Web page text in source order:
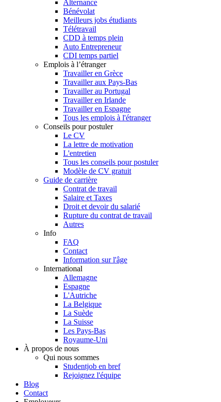
Alternance
Bénévolat
Meilleurs jobs étudiants
Télétravail
CDD à temps plein
Auto Entrepreneur
CDI temps partiel
Emplois à l’étranger
Travailler en Grèce
Travailler aux Pays-Bas
Travailler au Portugal
Travailler en Irlande
Travailler en Espagne
Tous les emplois à l'étranger
Conseils pour postuler
Le CV
La lettre de motivation
L'entretien
Tous les conseils pour postuler
Modèle de CV gratuit
Guide de carrière
Contrat de travail
Salaire et Taxes
Droit et devoir du salarié
Rupture du contrat de travail
Autres
Info
FAQ
Contact
Information sur l'âge
International
Allemagne
Espagne
L'Autriche
La Belgique
La Suède
La Suisse
Les Pays-Bas
Royaume-Uni
À propos de nous
Qui nous sommes
Studentjob en bref
Rejoignez l'équipe
Blog
Contact